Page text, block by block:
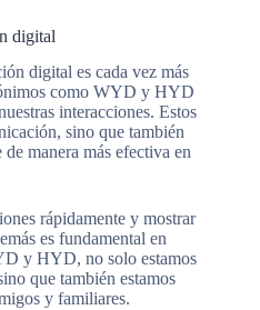
digital
digital es cada vez más
como WYD y HYD
interacciones. Estos
sino que también
manera más efectiva en
rápidamente y mostrar
es fundamental en
y HYD, no solo estamos
que también estamos
y familiares.